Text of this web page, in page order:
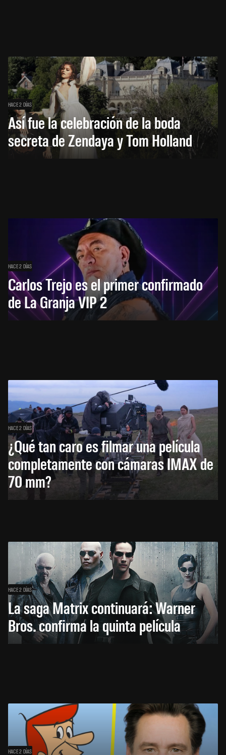
HACE 2 DÍAS
Así fue la celebración de la boda
secreta de Zendaya y Tom Holland
HACE 2 DÍAS
Carlos Trejo es el primer confirmado
de La Granja VIP 2
HACE 2 DÍAS
¿Qué tan caro es filmar una película
completamente con cámaras IMAX de
70 mm?
HACE 2 DÍAS
La saga Matrix continuará: Warner
Bros. confirma la quinta película
HACE 2 DÍAS